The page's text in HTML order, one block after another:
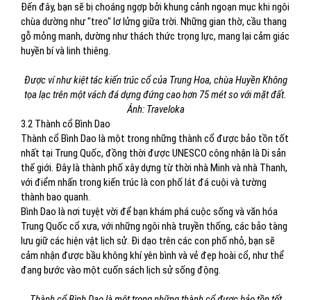
Đến đây, bạn sẽ bị choáng ngợp bởi khung cảnh ngoạn mục khi ngôi
chùa dường như "treo" lơ lửng giữa trời. Những gian thờ, cầu thang
gỗ mỏng manh, dường như thách thức trọng lực, mang lại cảm giác
huyền bí và linh thiêng.
Được ví như kiệt tác kiến trúc cổ của Trung Hoa, chùa Huyền Không
tọa lạc trên một vách đá dựng đứng cao hơn 75 mét so với mặt đất.
Ảnh: Traveloka
3.2 Thành cổ Bình Dao
Thành cổ Bình Dao là một trong những thành cổ được bảo tồn tốt
nhất tại Trung Quốc, đồng thời được UNESCO công nhận là Di sản
thế giới. Đây là thành phố xây dựng từ thời nhà Minh và nhà Thanh,
với điểm nhấn trong kiến trúc là con phố lát đá cuội và tường
thành bao quanh.
Bình Dao là nơi tuyệt vời để bạn khám phá cuộc sống và văn hóa
Trung Quốc cổ xưa, với những ngôi nhà truyền thống, các bảo tàng
lưu giữ các hiện vật lịch sử. Đi dạo trên các con phố nhỏ, bạn sẽ
cảm nhận được bầu không khí yên bình và vẻ đẹp hoài cổ, như thể
đang bước vào một cuốn sách lịch sử sống động.